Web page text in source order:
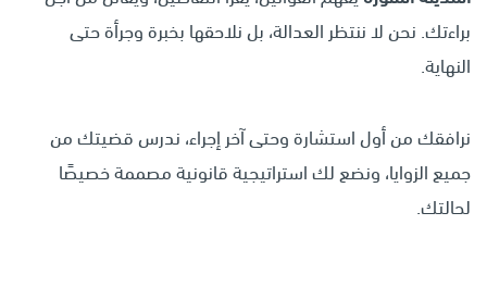
براءتك. نحن لا ننتظر العدالة، بل نلاحقها بخبرة وجرأة حتى
النهاية.
نرافقك من أول استشارة وحتى آخر إجراء، ندرس قضيتك من
جميع الزوايا، ونضع لك استراتيجية قانونية مصممة خصيصًا
لحالتك.